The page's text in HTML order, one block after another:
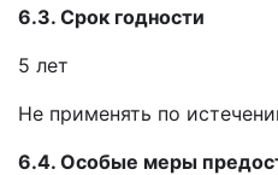
6.3. Срок годности
5 лет
Не применять по
6.4. Особые меры